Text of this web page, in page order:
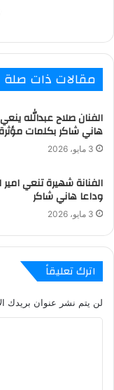
مقالات ذات صلة
الفنان صلاح عبدالله
هاني شاكر بكلمات
3 مايو، 2026
الفنانة شهيرة تنعي امير
وداعا هاني شاكر
3 مايو، 2026
اترك تعليقاً
لن يتم نشر عنوان بريدك